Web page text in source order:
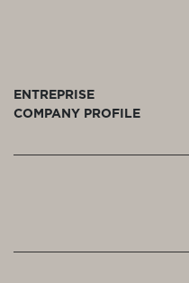
ENTREPRISE
COMPANY PROFILE